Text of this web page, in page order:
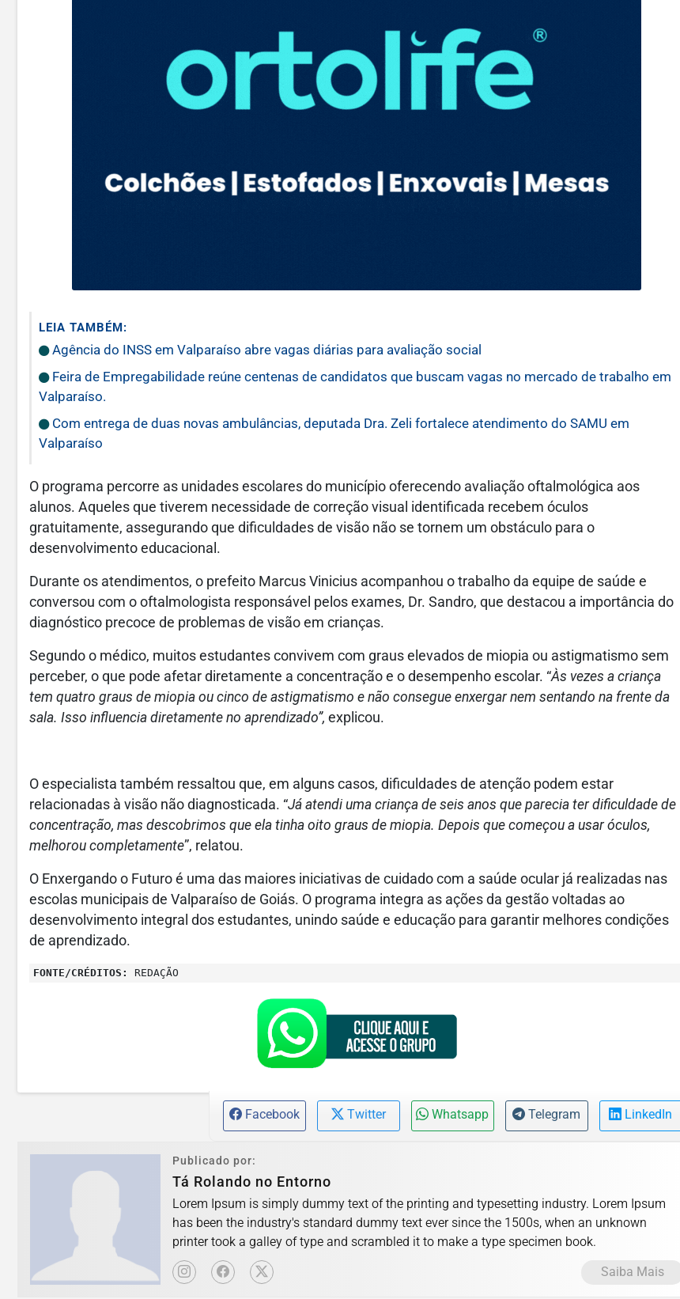
LEIA TAMBÉM:
Agência do INSS em Valparaíso abre vagas diárias para avaliação social
Feira de Empregabilidade reúne centenas de candidatos que buscam vagas no mercado de trabalho em
Valparaíso.
Com entrega de duas novas ambulâncias, deputada Dra. Zeli fortalece atendimento do SAMU em
Valparaíso
O programa percorre as unidades escolares do município oferecendo avaliação oftalmológica aos
alunos. Aqueles que tiverem necessidade de correção visual identificada recebem óculos
gratuitamente, assegurando que dificuldades de visão não se tornem um obstáculo para o
desenvolvimento educacional.
Durante os atendimentos, o prefeito Marcus Vinicius acompanhou o trabalho da equipe de saúde e
conversou com o oftalmologista responsável pelos exames, Dr. Sandro, que destacou a importância do
diagnóstico precoce de problemas de visão em crianças.
Segundo o médico, muitos estudantes convivem com graus elevados de miopia ou astigmatismo sem
perceber, o que pode afetar diretamente a concentração e o desempenho escolar. “Às vezes a criança
tem quatro graus de miopia ou cinco de astigmatismo e não consegue enxergar nem sentando na frente da
sala. Isso influencia diretamente no aprendizado”, explicou.
O especialista também ressaltou que, em alguns casos, dificuldades de atenção podem estar
relacionadas à visão não diagnosticada. “Já atendi uma criança de seis anos que parecia ter dificuldade de
concentração, mas descobrimos que ela tinha oito graus de miopia. Depois que começou a usar óculos,
melhorou completamente”, relatou.
O Enxergando o Futuro é uma das maiores iniciativas de cuidado com a saúde ocular já realizadas nas
escolas municipais de Valparaíso de Goiás. O programa integra as ações da gestão voltadas ao
desenvolvimento integral dos estudantes, unindo saúde e educação para garantir melhores condições
de aprendizado.
FONTE/CRÉDITOS: REDAÇÃO
Facebook Twitter Whatsapp Telegram LinkedIn
Publicado por:
Tá Rolando no Entorno
Lorem Ipsum is simply dummy text of the printing and typesetting industry. Lorem Ipsum
has been the industry's standard dummy text ever since the 1500s, when an unknown
printer took a galley of type and scrambled it to make a type specimen book.
Saiba Mais